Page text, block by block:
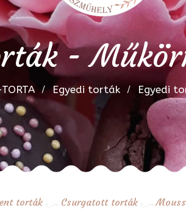
-
Egyedi torták Egyedi
torták Csurgatott torták